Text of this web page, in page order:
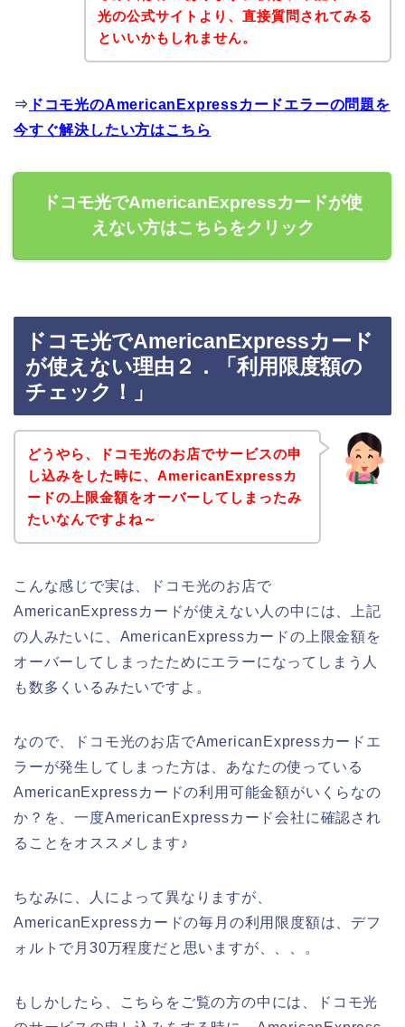
光の公式サイトより、直接質問されてみる
といいかもしれません。
⇒ ドコモ光のAmericanExpressカードエラーの問題を
今すぐ解決したい方はこちら
ドコモ光でAmericanExpressカードが使
えない方はこちらをクリック
ドコモ光でAmericanExpressカード
が使えない理由２．「利用限度額の
チェック！」
どうやら、ドコモ光のお店でサービスの申
し込みをした時に、AmericanExpressカ
ードの上限金額をオーバーしてしまったみ
たいなんですよね～
こんな感じで実は、ドコモ光のお店で
AmericanExpressカードが使えない人の中には、上記
の人みたいに、AmericanExpressカードの上限金額を
オーバーしてしまったためにエラーになってしまう人
も数多くいるみたいですよ。
なので、ドコモ光のお店でAmericanExpressカードエ
ラーが発生してしまった方は、あなたの使っている
AmericanExpressカードの利用可能金額がいくらなの
か？を、一度AmericanExpressカード会社に確認され
ることをオススメします♪
ちなみに、人によって異なりますが、
AmericanExpressカードの毎月の利用限度額は、デフ
ォルトで月30万程度だと思いますが、、、。
もしかしたら、こちらをご覧の方の中には、ドコモ光